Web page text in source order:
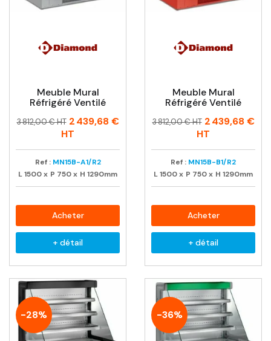
Meuble Mural
Réfrigéré Ventilé
Prix
Prix
3 812,00 € HT 2 439,68 €
HT
Ref : MN15B-A1/R2
L1500x P 750x H 1290mm
Acheter
+ détail
Meuble Mural
Réfrigéré Ventilé
Prix
Prix
3 812,00 € HT 2 439,68 €
HT
Ref : MN15B-B1/R2
L1500x P 750x H 1290mm
Acheter
+ détail
-28% -36%